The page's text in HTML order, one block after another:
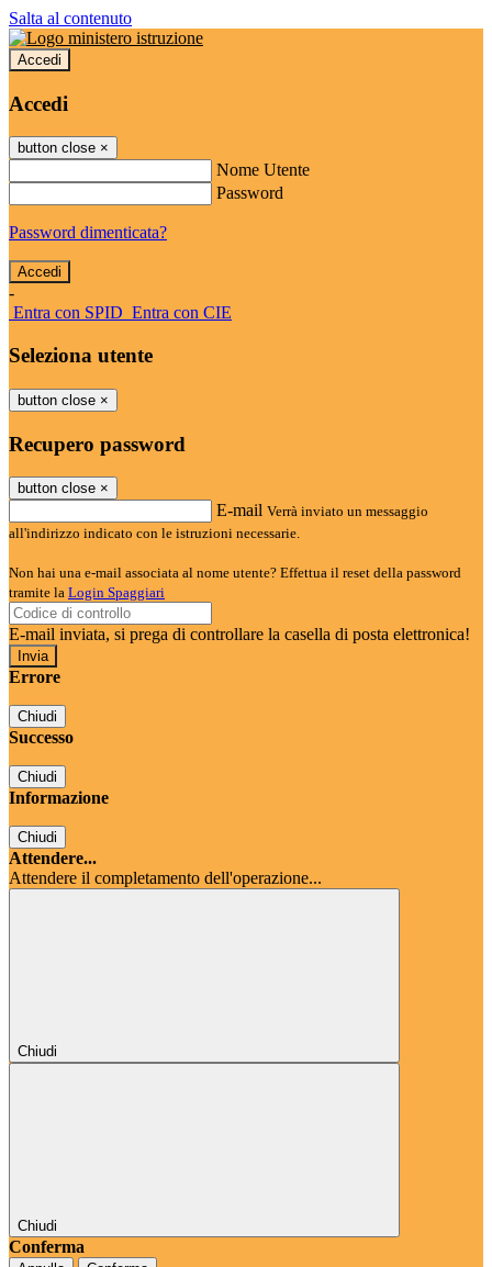
Salta al contenuto
Accedi
Accedi
button close ×
Nome Utente
Password
Password dimenticata?
-
Entra con SPID Entra con CIE
Seleziona utente
button close ×
Recupero password
button close ×
E-mail Verrà inviato un messaggio
all'indirizzo indicato con le istruzioni necessarie.
Non hai una e-mail associata al nome utente? Effettua il reset della password
tramite la Login Spaggiari
E-mail inviata, si prega di controllare la casella di posta elettronica!
Errore
Chiudi
Successo
Chiudi
Informazione
Chiudi
Attendere...
Attendere il completamento dell'operazione...
Chiudi
Chiudi
Conferma